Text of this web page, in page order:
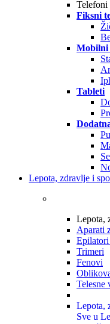
Telefoni
Fiksni
Mobilni
Tableti
Lepota, zdravlje i
Lepota,
Aparati
Trimeri
Fenovi
Telesne
Lepota,
Sve u